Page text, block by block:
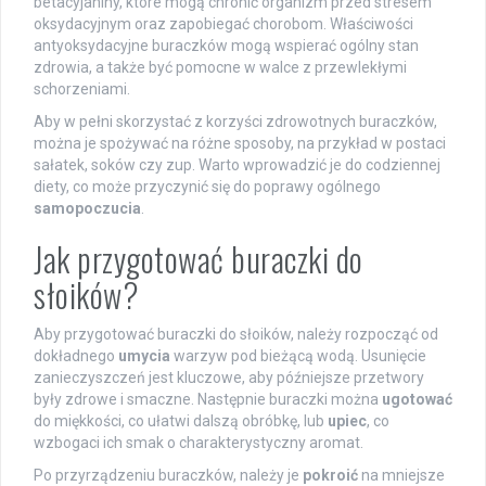
oksydacyjnym oraz zapobiegać chorobom. Właściwości
antyoksydacyjne buraczków mogą wspierać ogólny stan
zdrowia, a także być pomocne w walce z przewlekłymi
schorzeniami.
Aby w pełni skorzystać z korzyści zdrowotnych buraczków,
można je spożywać na różne sposoby, na przykład w postaci
sałatek, soków czy zup. Warto wprowadzić je do codziennej
diety, co może przyczynić się do poprawy ogólnego
samopoczucia
Jak przygotować buraczki do
słoików?
Aby przygotować buraczki do słoików, należy rozpocząć od
dokładnego umycia warzyw pod bieżącą wodą. Usunięcie
zanieczyszczeń jest kluczowe, aby późniejsze przetwory
były zdrowe i smaczne. Następnie buraczki można ugotować
do miękkości, co ułatwi dalszą obróbkę, lub upiec, co
wzbogaci ich smak o charakterystyczny aromat.
Po przyrządzeniu buraczków, należy je pokroić na mniejsze